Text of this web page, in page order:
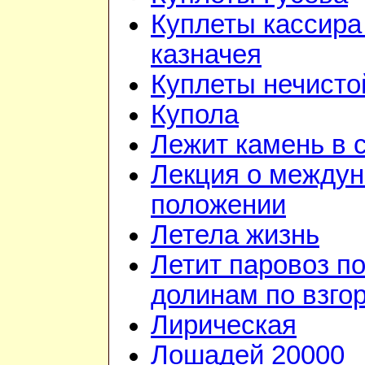
Куплеты
казначея
Куплеты
Купола
Лежит камень в
Лекция о
положении
Летела жизнь
Летит паровоз по
долинам по
Лирическая
Лошадей 20000